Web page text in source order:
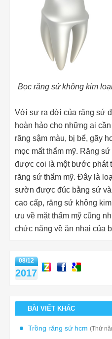
Bọc răng sứ không kim
Với sự ra đời của răng sứ
hoàn hảo cho những ai
răng sậm màu, bị bể, gãy
mọc mất thẩm mỹ. Răng
được coi là một bước phát
răng sứ thẩm mỹ. Đây là
sườn được đúc bằng sứ
cao cấp, răng sứ không
ưu về mặt thẩm mỹ cũng
chức năng về ăn nhai của
08/12
2017
BÀI VIẾT KHÁC
Trồng răng sứ hcm (Thứ